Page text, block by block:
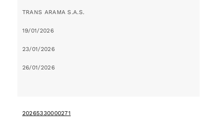
TRANS ARAMA S.A.S.
19/01/2026
23/01/2026
26/01/2026
20265330000271